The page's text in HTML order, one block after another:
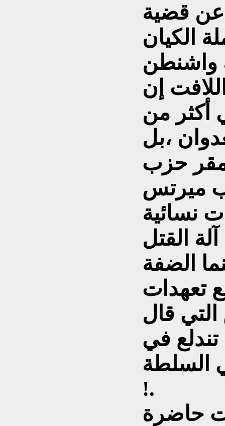
عن قضية
الكيان
واشنطن
إن
من
،بل
مقر حزب
ميرتس
نسائية
القتل
الضفة
تعهدات
قال
تندلع في
السلطة
!.
حاضرة